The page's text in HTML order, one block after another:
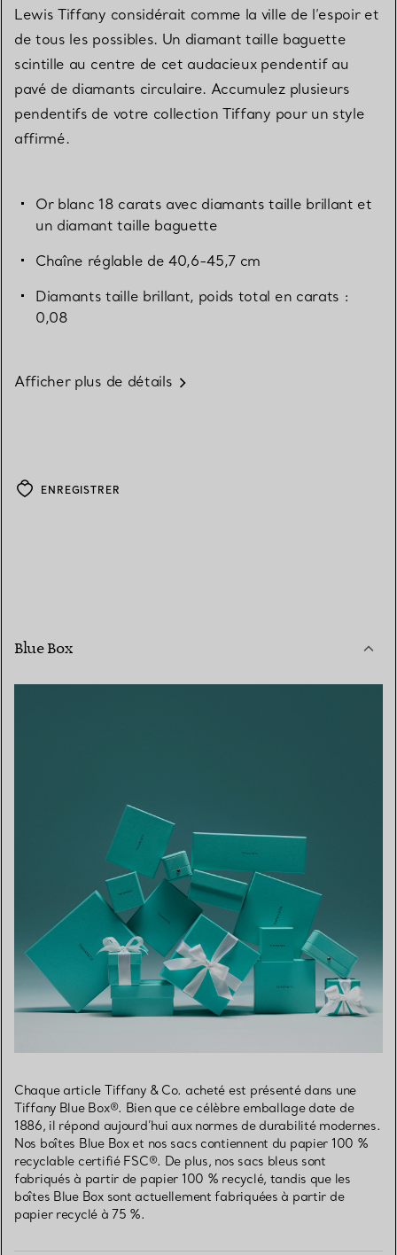
Lewis Tiffany considérait comme la ville de l’espoir et
de tous les possibles. Un diamant taille baguette
scintille au centre de cet audacieux pendentif au
pavé de diamants circulaire. Accumulez plusieurs
pendentifs de votre collection Tiffany pour un style
affirmé.
Or blanc 18 carats avec diamants taille brillant et
un diamant taille baguette
Chaîne réglable de 40,6-45,7 cm
Diamants taille brillant, poids total en carats :
0,08
Afficher plus de détails
ENREGISTRER
Blue Box
Chaque article Tiffany & Co. acheté est présenté dans une
Tiffany Blue Box®. Bien que ce célèbre emballage date de
1886, il répond aujourd’hui aux normes de durabilité modernes.
Nos boîtes Blue Box et nos sacs contiennent du papier 100 %
recyclable certifié FSC®. De plus, nos sacs bleus sont
fabriqués à partir de papier 100 % recyclé, tandis que les
boîtes Blue Box sont actuellement fabriquées à partir de
papier recyclé à 75 %.